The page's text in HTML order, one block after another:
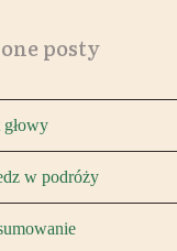
posty
w podróży